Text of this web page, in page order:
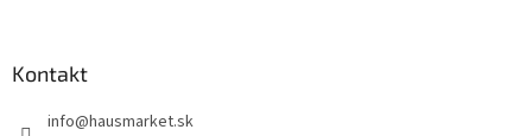
Kontakt
info@hausmarket.sk